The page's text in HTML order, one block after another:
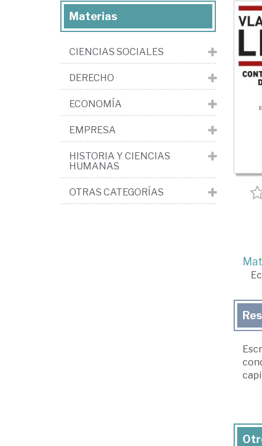
Materias
CIENCIAS SOCIALES
DERECHO
ECONOMÍA
EMPRESA
HISTORIA Y CIENCIAS
HUMANAS
OTRAS CATEGORÍAS